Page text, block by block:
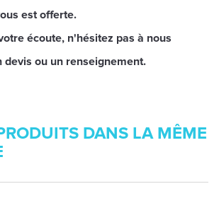
est offerte.
écoute, n'hésitez pas à nous
devis ou un renseignement.
DANS LA MÊME